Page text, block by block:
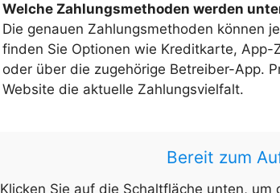
Welche Zahlungsmethoden werden
Die genauen Zahlungsmethoden können
finden Sie Optionen wie Kreditkarte, App-
oder über die zugehörige Betreiber-App.
Website die aktuelle Zahlungsvielfalt.
Bereit zum
Klicken Sie auf die Schaltfläche unten, um